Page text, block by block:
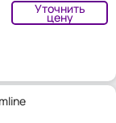
Уточнить
цену